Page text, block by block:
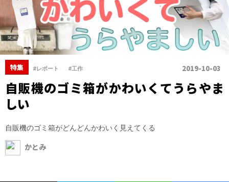
特集 #レポート #工作 2019-10-03
自販機のゴミ箱がかわいくてうらやま
しい
自販機のゴミ箱がどんどんかわいく見えてくる
かとみ